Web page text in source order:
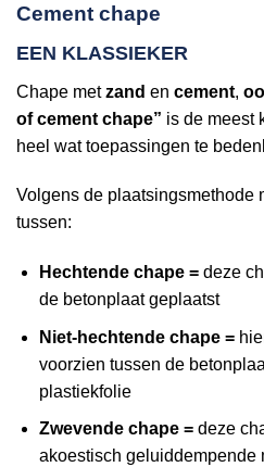
Cement chape
EEN KLASSIEKER
Chape metzand en cement,
of cement chape” is de meest
heel wat toepassingen te
Volgens de plaatsingsmethode
tussen:
Hechtende chape = deze
de betonplaat geplaatst
Niet-hechtende chape =
voorzien tussen de
plastiekfolie
Zwevende chape = deze
akoestisch geluiddempende